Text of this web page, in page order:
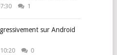
1
sur Android
0